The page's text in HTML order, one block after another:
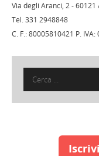
Via degli Aranci, 2 - 60121
Tel. 331 2948848
C. F.: 80005810421 P.
Ricerca